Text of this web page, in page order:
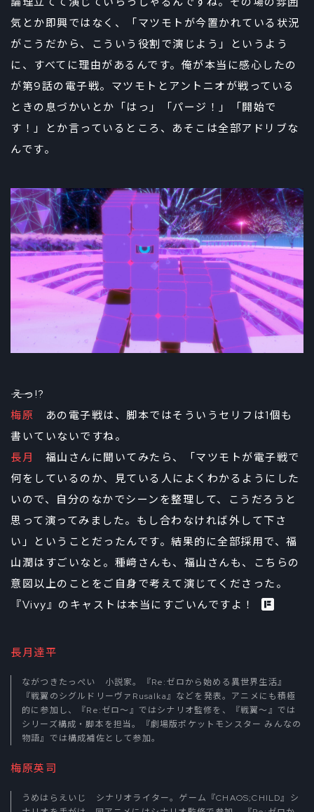
気とか即興ではなく、「マツモトが今置かれている状況
がこうだから、こういう役割で演じよう」というよう
に、すべてに理由があるんです。俺が本当に感心したの
が第9話の電子戦。マツモトとアントニオが戦っている
ときの息づかいとか「はっ」「パージ！」「開始で
す！」とか言っているところ、あそこは全部アドリブな
んです。
――えっ!?
梅原 あの電子戦は、脚本ではそういうセリフは1個も
書いていないですね。
長月
福山さんに聞いてみたら、「マツモトが電子戦で
何をしているのか、見ている人によくわかるようにした
いので、自分のなかでシーンを整理して、こうだろうと
思って演ってみました。もし合わなければ外して下さ
い」ということだったんです。結果的に全部採用で、福
山潤はすごいなと。種﨑さんも、福山さんも、こちらの
意図以上のことをご自身で考えて演じてくださった。
『Vivy』のキャストは本当にすごいんですよ！
長月達平
ながつきたっぺい 小説家。『Re:ゼロから始める異世界生活』
『戦翼のシグルドリーヴァRusalka』などを発表。アニメにも積極
的に参加し、『Re:ゼロ～』ではシナリオ監修を、『戦翼～』では
シリーズ構成・脚本を担当。『劇場版ポケットモンスター みんなの
物語』では構成補佐として参加。
梅原英司
うめはらえいじ シナリオライター。ゲーム『CHAOS;CHILD』シ